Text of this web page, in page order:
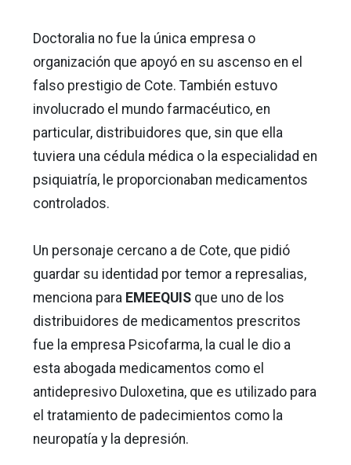
Doctoralia no fue la única empresa o
organización que apoyó en su ascenso en el
falso prestigio de Cote. También estuvo
involucrado el mundo farmacéutico, en
particular, distribuidores que, sin que ella
tuviera una cédula médica o la especialidad en
psiquiatría, le proporcionaban medicamentos
controlados.
Un personaje cercano a de Cote, que pidió
guardar su identidad por temor a represalias,
menciona para EMEEQUIS que uno de los
distribuidores de medicamentos prescritos
fue la empresa Psicofarma, la cual le dio a
esta abogada medicamentos como el
antidepresivo Duloxetina, que es utilizado para
el tratamiento de padecimientos como la
neuropatía y la depresión.